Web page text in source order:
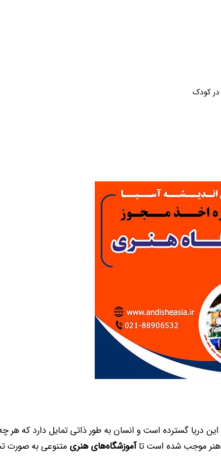
کودک
دریا گسترده است و انسان به طور ذاتی تمایل دارد که هر
هنر موجب شده است تاآموزشگاه‌های هنری متنوعی به صورت